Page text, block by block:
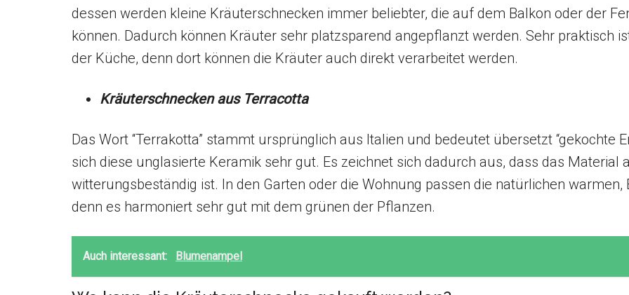
dessen werden kleine Kräuterschnecken immer beliebter, die auf dem Balkon oder der
können. Dadurch können Kräuter sehr platzsparend angepflanzt werden. Sehr praktisch
der Küche, denn dort können die Kräuter auch direkt verarbeitet werden.
Kräuterschnecken aus Terracotta
Das Wort “Terrakotta” stammt ursprünglich aus Italien und bedeutet übersetzt “gekochte
sich diese unglasierte Keramik sehr gut. Es zeichnet sich dadurch aus, dass das Material
witterungsbeständig ist. In den Garten oder die Wohnung passen die natürlichen
denn es harmoniert sehr gut mit dem grünen der Pflanzen.
Auch interessant: Blumenampel